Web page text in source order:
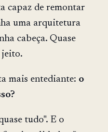
capaz de remontar
uma arquitetura
cabeça. Quase
jeito.
mais entediante: o
tudo". E o